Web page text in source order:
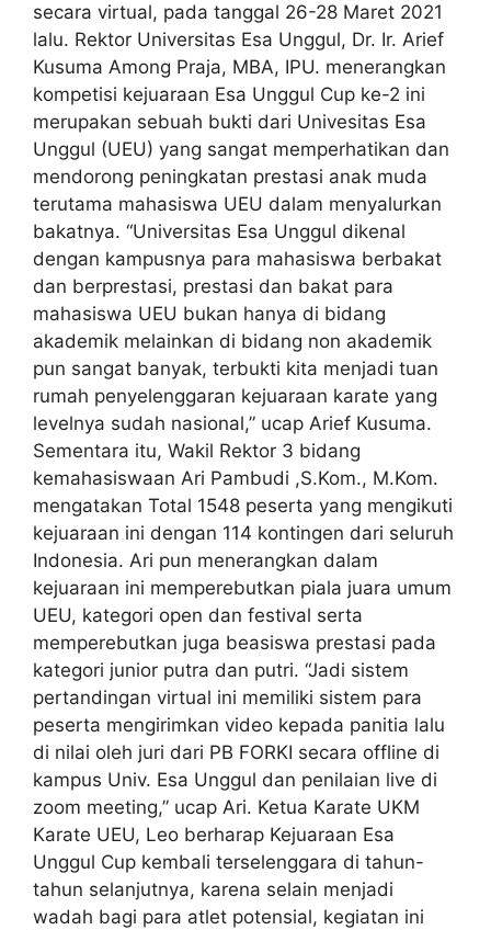
secara virtual, pada tanggal 26-28 Maret 2021
lalu. Rektor Universitas Esa Unggul, Dr. Ir. Arief
Kusuma Among Praja, MBA, IPU. menerangkan
kompetisi kejuaraan Esa Unggul Cup ke-2 ini
merupakan sebuah bukti dari Univesitas Esa
Unggul (UEU) yang sangat memperhatikan dan
mendorong peningkatan prestasi anak muda
terutama mahasiswa UEU dalam menyalurkan
bakatnya. “Universitas Esa Unggul dikenal
dengan kampusnya para mahasiswa berbakat
dan berprestasi, prestasi dan bakat para
mahasiswa UEU bukan hanya di bidang
akademik melainkan di bidang non akademik
pun sangat banyak, terbukti kita menjadi tuan
rumah penyelenggaran kejuaraan karate yang
levelnya sudah nasional,” ucap Arief Kusuma.
Sementara itu, Wakil Rektor 3 bidang
kemahasiswaan Ari Pambudi ,S.Kom., M.Kom.
mengatakan Total 1548 peserta yang mengikuti
kejuaraan ini dengan 114 kontingen dari seluruh
Indonesia. Ari pun menerangkan dalam
kejuaraan ini memperebutkan piala juara umum
UEU, kategori open dan festival serta
memperebutkan juga beasiswa prestasi pada
kategori junior putra dan putri. “Jadi sistem
pertandingan virtual ini memiliki sistem para
peserta mengirimkan video kepada panitia lalu
di nilai oleh juri dari PB FORKI secara offline di
kampus Univ. Esa Unggul dan penilaian live di
zoom meeting,” ucap Ari. Ketua Karate UKM
Karate UEU, Leo berharap Kejuaraan Esa
Unggul Cup kembali terselenggara di tahun-
tahun selanjutnya, karena selain menjadi
wadah bagi para atlet potensial, kegiatan ini